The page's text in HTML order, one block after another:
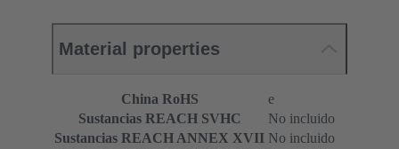
Material properties
China RoHS
e
Sustancias REACH SVHC
No incluido
Sustancias REACH ANNEX XVII No incluido